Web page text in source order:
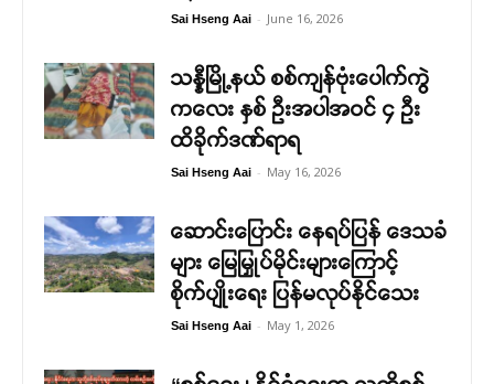
Sai Hseng Aai - June 16, 2026
သန္နီမြို့နယ် စစ်ကျန်ဗုံးပေါက်ကွဲ
ကလေး နှစ် ဦးအပါအဝင် ၄ ဦး
ထိခိုက်ဒဏ်ရာရ
Sai Hseng Aai - May 16, 2026
ဆောင်းပြောင်း နေရပ်ပြန် ဒေသခံ
များ မြေမြှုပ်မိုင်းများကြောင့်
စိုက်ပျိုးရေး ပြန်မလုပ်နိုင်သေး
Sai Hseng Aai - May 1, 2026